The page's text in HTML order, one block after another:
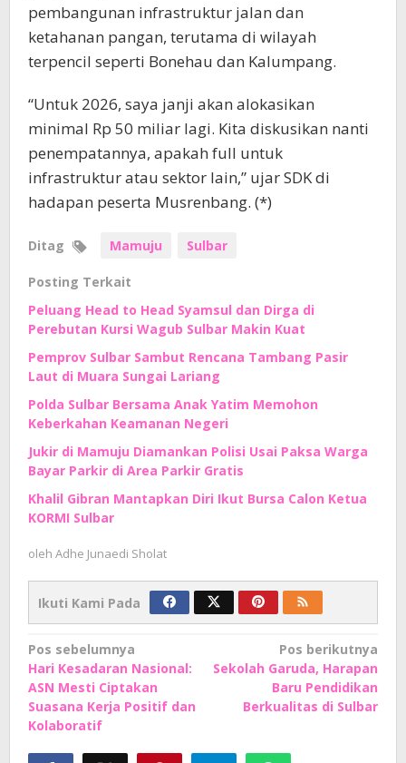
pembangunan infrastruktur jalan dan
ketahanan pangan, terutama di wilayah
terpencil seperti Bonehau dan Kalumpang.
“Untuk 2026, saya janji akan alokasikan
minimal Rp 50 miliar lagi. Kita diskusikan nanti
penempatannya, apakah full untuk
infrastruktur atau sektor lain,” ujar SDK di
hadapan peserta Musrenbang. (*)
Ditag Mamuju Sulbar
Posting Terkait
Peluang Head to Head Syamsul dan Dirga di
Perebutan Kursi Wagub Sulbar Makin Kuat
Pemprov Sulbar Sambut Rencana Tambang Pasir
Laut di Muara Sungai Lariang
Polda Sulbar Bersama Anak Yatim Memohon
Keberkahan Keamanan Negeri
Jukir di Mamuju Diamankan Polisi Usai Paksa Warga
Bayar Parkir di Area Parkir Gratis
Khalil Gibran Mantapkan Diri Ikut Bursa Calon Ketua
KORMI Sulbar
oleh Adhe Junaedi Sholat
Ikuti Kami Pada
Navigasi
pos
Pos sebelumnya
Hari Kesadaran Nasional:
ASN Mesti Ciptakan
Suasana Kerja Positif dan
Kolaboratif
Pos berikutnya
Sekolah Garuda, Harapan
Baru Pendidikan
Berkualitas di Sulbar